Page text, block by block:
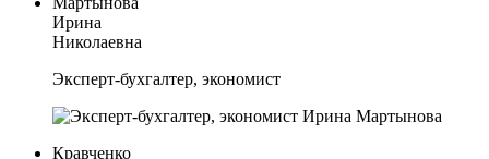
Ирина
Николаевна
Эксперт-бухгалтер, экономист
Кравченко